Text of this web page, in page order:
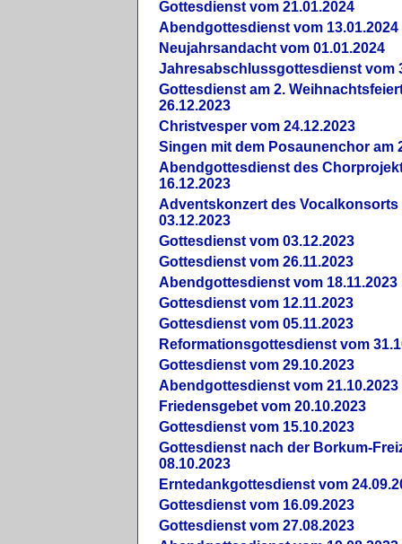
Gottesdienst vom 21.01.2024
Abendgottesdienst vom 13.01.2024
Neujahrsandacht vom 01.01.2024
Jahresabschlussgottesdienst vom
Gottesdienst am 2.
26.12.2023
Christvesper vom 24.12.2023
Singen mit dem Posaunenchor am
Abendgottesdienst des
16.12.2023
Adventskonzert des Vocalkonsorts
03.12.2023
Gottesdienst vom 03.12.2023
Gottesdienst vom 26.11.2023
Abendgottesdienst vom 18.11.2023
Gottesdienst vom 12.11.2023
Gottesdienst vom 05.11.2023
Reformationsgottesdienst vom
Gottesdienst vom 29.10.2023
Abendgottesdienst vom 21.10.2023
Friedensgebet vom 20.10.2023
Gottesdienst vom 15.10.2023
Gottesdienst nach der Borkum-
08.10.2023
Erntedankgottesdienst vom
Gottesdienst vom 16.09.2023
Gottesdienst vom 27.08.2023